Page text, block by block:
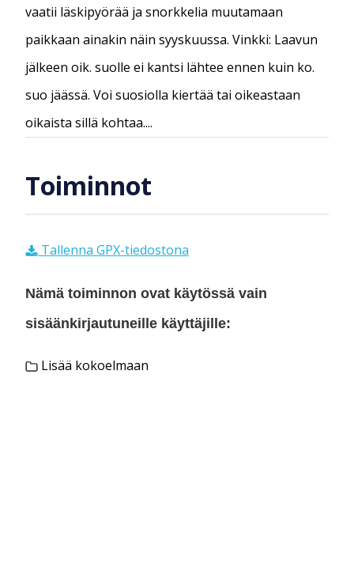
vaatii läskipyörää ja snorkkelia muutamaan
paikkaan ainakin näin syyskuussa. Vinkki: Laavun
jälkeen oik. suolle ei kantsi lähtee ennen kuin ko.
suo jäässä. Voi suosiolla kiertää tai oikeastaan
oikaista sillä kohtaa....
Toiminnot
Tallenna GPX-tiedostona
Nämä toiminnon ovat käytössä vain
sisäänkirjautuneille käyttäjille:
Lisää kokoelmaan